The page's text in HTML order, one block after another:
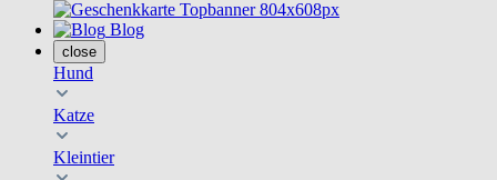
Blog
close
Hund
Katze
Kleintier